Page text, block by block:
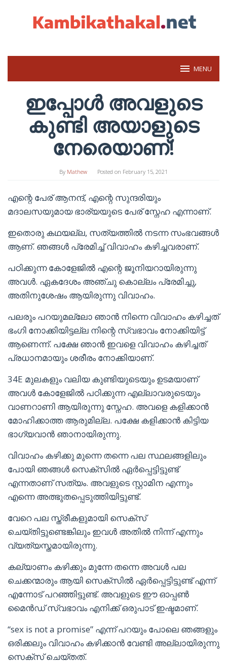
MENU
ഇപ്പോൾ അവളുടെ
കുണ്ടി അയാളുടെ
നേരെയാണ്!
By Mathew Posted on February 15, 2021
എന്റെ പേര് ആനന്ദ്, എന്റെ സുന്ദരിയും
മദാലസയുമായ ഭാര്യയുടെ പേര് സ്നേഹ എന്നാണ്.
ഇതൊരു കഥയല്ല, സത്യത്തിൽ നടന്ന സംഭവങ്ങൾ
ആണ്. ഞങ്ങൾ പ്രേമിച്ച് വിവാഹം കഴിച്ചവരാണ്.
പഠിക്കുന്ന കോളേജിൽ എന്റെ ജൂനിയറായിരുന്നു
അവൾ. ഏകദേശം അഞ്ചു കൊല്ലം പ്രേമിച്ചു,
അതിനുശേഷം ആയിരുന്നു വിവാഹം.
പലരും പറയുമല്ലോ ഞാൻ നിന്നെ വിവാഹം കഴിച്ചത്
ഭംഗി നോക്കിയിട്ടല്ല നിന്റെ സ്വഭാവം നോക്കിയിട്ട്
ആണെന്ന്. പക്ഷേ ഞാൻ ഇവളെ വിവാഹം കഴിച്ചത്
പ്രധാനമായും ശരീരം നോക്കിയാണ്.
34E മുലകളും വലിയ കുണ്ടിയുടെയും ഉടമയാണ്
അവൾ കോളേജിൽ പഠിക്കുന്ന എല്ലാവരുടെയും
വാണറാണി ആയിരുന്നു സ്നേഹ. അവളെ കളിക്കാൻ
മോഹിക്കാത്ത ആരുമില്ല. പക്ഷേ കളിക്കാൻ കിട്ടിയ
ഭാഗ്യവാൻ ഞാനായിരുന്നു.
വിവാഹം കഴിക്കു മുന്നെ തന്നെ പല സ്ഥലങ്ങളിലും
പോയി ഞങ്ങൾ സെക്സിൽ ഏർപ്പെട്ടിട്ടുണ്ട്
എന്നതാണ് സത്യം. അവളുടെ സ്റ്റാമിന എന്നും
എന്നെ അത്ഭുതപ്പെടുത്തിയിട്ടുണ്ട്.
വേറെ പല സ്ത്രീകളുമായി സെക്സ്
ചെയ്തിട്ടുണ്ടെങ്കിലും ഇവൾ അതിൽ നിന്ന് എന്നും
വ്യത്യസ്തമായിരുന്നു.
കല്യാണം കഴിക്കും മുന്നേ തന്നെ അവൾ പല
ചെക്കന്മാരും ആയി സെക്സിൽ ഏർപ്പെട്ടിട്ടുണ്ട് എന്ന്
എന്നോട് പറഞ്ഞിട്ടുണ്ട്. അവളുടെ ഈ ഓപ്പൺ
മൈൻഡ് സ്വഭാവം എനിക്ക് ഒരുപാട് ഇഷ്ടമാണ്.
“sex is not a promise” എന്ന് പറയും പോലെ ഞങ്ങളും
ഒരിക്കലും വിവാഹം കഴിക്കാൻ വേണ്ടി അല്ലായിരുന്നു
സെക്സ് ചെയ്തത്.